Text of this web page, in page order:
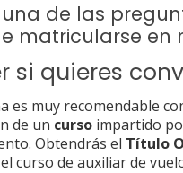
de las
matricularse en
si quieres
es muy recomendable
de un curso impartido
Obtendrás el Título
curso de auxiliar de